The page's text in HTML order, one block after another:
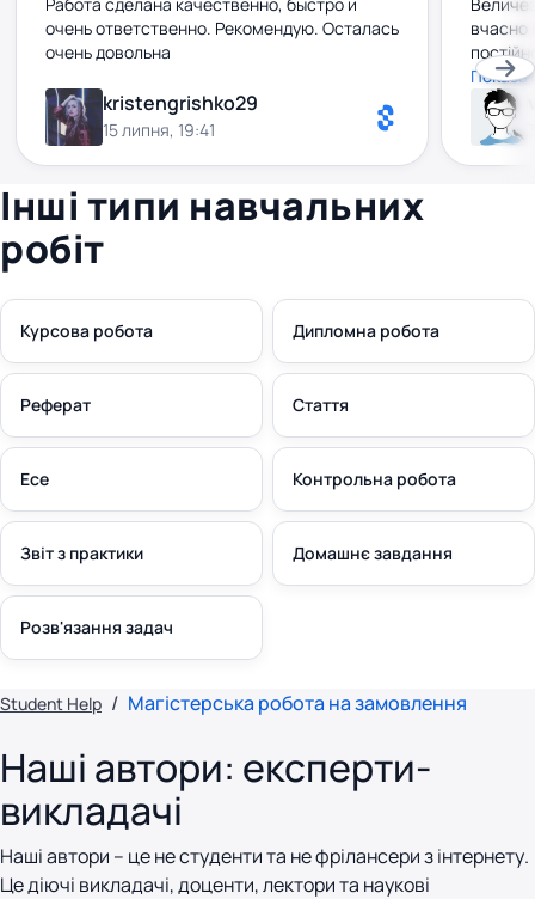
очень ответственно. Рекомендую. Осталась
очень довольна
kristengrishko29
15 липня, 19:41
вчасно
на всі
Інші типи навчальних
робіт
Курсова робота Дипломна робота
Реферат Стаття
Есе Контрольна робота
Звіт з практики Домашнє завдання
Розв'язання задач
Student Help Магістерська робота на замовлення
Наші автори: експерти-
викладачі
Наші автори – це не студенти та не фрілансери з інтернету.
Це діючі викладачі, доценти, лектори та наукові